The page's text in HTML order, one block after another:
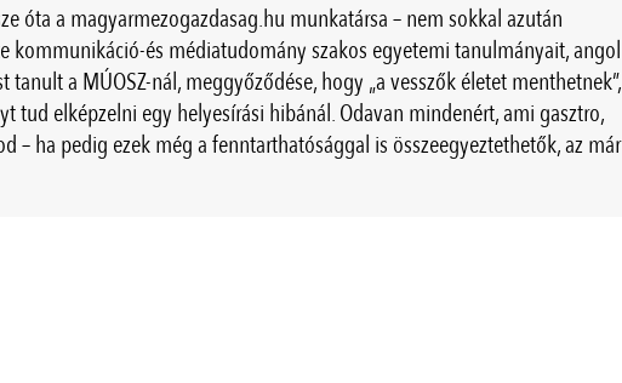
óta a magyarmezogazdasag.hu munkatársa – nem sokkal azután
kommunikáció-és médiatudomány szakos egyetemi tanulmányait, angol
tanult a MÚOSZ-nál, meggyőződése, hogy „a vesszők életet menthetnek”,
tud elképzelni egy helyesírási hibánál. Odavan mindenért, ami gasztro,
– ha pedig ezek még a fenntarthatósággal is összeegyeztethetők, az már